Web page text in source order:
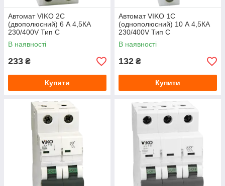
Автомат VIKO 2С
(двополюсний) 6 А 4,5КА
230/400V Тип С
В наявності
233 ₴
Купити
Автомат VIKO 1С
(однополюсний) 10 А 4,5КА
230/400V Тип С
В наявності
132 ₴
Купити